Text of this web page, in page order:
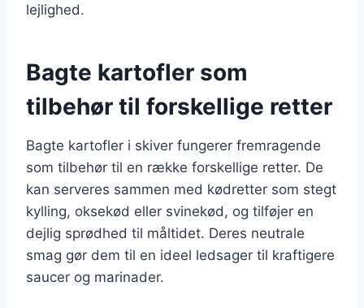
lejlighed.
Bagte kartofler som
tilbehør til forskellige retter
Bagte kartofler i skiver fungerer fremragende
som tilbehør til en række forskellige retter. De
kan serveres sammen med kødretter som stegt
kylling, oksekød eller svinekød, og tilføjer en
dejlig sprødhed til måltidet. Deres neutrale
smag gør dem til en ideel ledsager til kraftigere
saucer og marinader.